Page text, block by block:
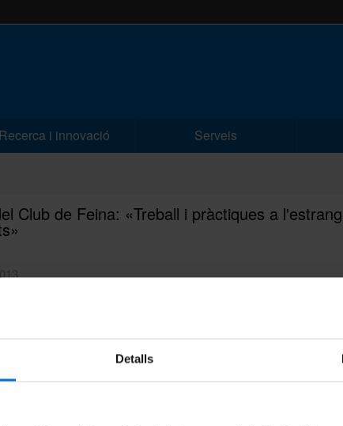
Detalls
Recerca i innovació Serveis
Club de Feina: «Treball i pràctiques a
a l'Estudiant
Florensa (c. Adolf Florensa, 8 - Barcelona)